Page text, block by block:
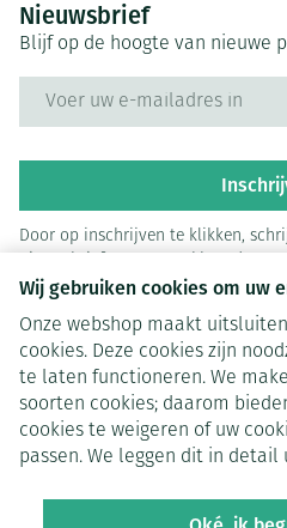
Wij gebruiken cookies om uw
Onze webshop maakt
cookies. Deze cookies zijn
te laten functioneren. We
soorten cookies; daarom
cookies te weigeren of uw
passen. We leggen dit in detail
Nieuwsbrief
Blijf op de hoogte van nieuwe
Door op inschrijven te klikken,
Juridische links